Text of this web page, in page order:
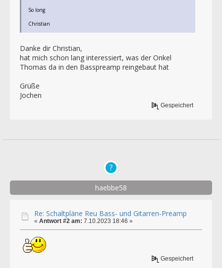
So long
Christian
Danke dir Christian,
hat mich schon lang interessiert, was der Onkel
Thomas da in den Basspreamp reingebaut hat
Grüße
Jochen
Gespeichert
haebbe58
Re: Schaltpläne Reu Bass- und Gitarren-Preamp
« Antwort #2 am: 7.10.2023 18:46 »
Gespeichert